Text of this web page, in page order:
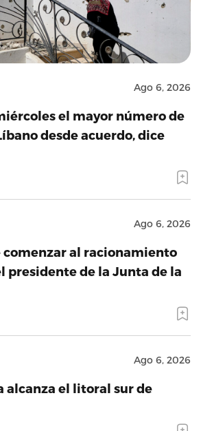
Ago 6, 2026
el mayor número de
desde acuerdo, dice
Ago 6, 2026
comenzar al racionamiento
presidente de la Junta de la
Ago 6, 2026
alcanza el litoral sur de